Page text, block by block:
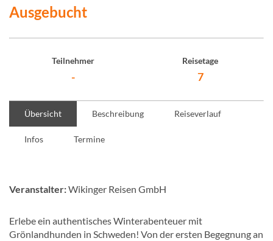
Ausgebucht
Teilnehmer
-
Reisetage
7
Übersicht Beschreibung Reiseverlauf
Infos Termine
Veranstalter:Wikinger Reisen GmbH
Erlebe ein authentisches Winterabenteuer mit
Grönlandhunden in Schweden! Von der ersten Begegnung an